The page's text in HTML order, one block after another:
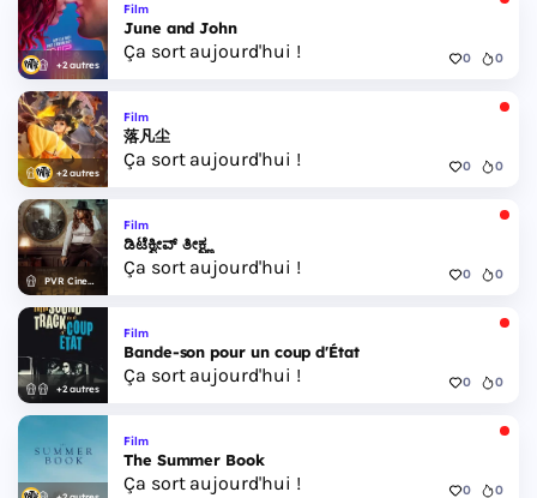
+2 autres
Film
June and John
Ça sort aujourd'hui ! 0 0
+2 autres
Film
落凡尘
Ça sort aujourd'hui ! 0 0
PVR Cinemas
Film
ಡಿಟೆಕ್ವೀವ್ ತೀಕ್ಷ್ಣ
Ça sort aujourd'hui ! 0 0
+2 autres
Film
Bande-son pour un coup d'État
Ça sort aujourd'hui ! 0 0
Film
The Summer Book
Ça sort aujourd'hui ! 0 0